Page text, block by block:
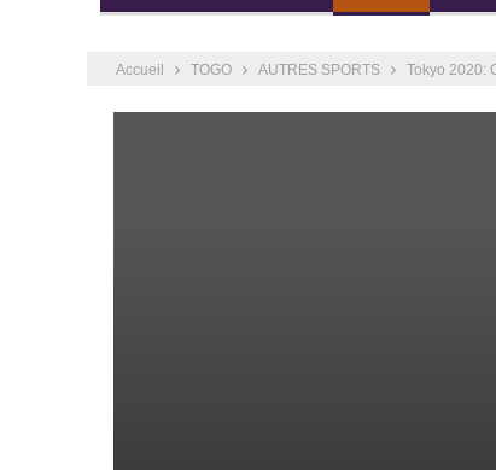
Accueil TOGO AUTRES SPORTS Tokyo 2020: